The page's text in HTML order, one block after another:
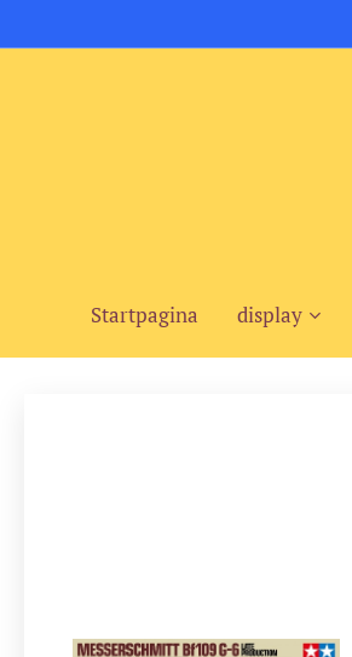
Startpagina display